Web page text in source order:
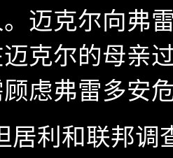
迈克尔向弗
克尔的母亲
虑弗雷多安
居利和联邦调